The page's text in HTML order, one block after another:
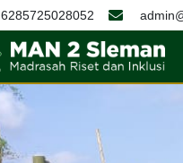
6285725028052